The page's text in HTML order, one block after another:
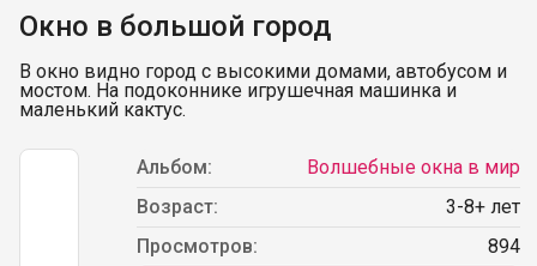
Окно в большой город
В окно видно город с высокими домами, автобусом и
мостом. На подоконнике игрушечная машинка и
маленький кактус.
Альбом:
Волшебные окна в мир
Возраст:
3-8+ лет
Просмотров:
894